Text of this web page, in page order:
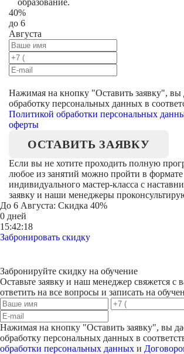
образование.
40%
до 6
Августа
Нажимая на кнопку "Оставить заявку", вы
обработку персональных данных в
Политикой обработки персональных
оферты
ОСТАВИТЬ ЗАЯВКУ
Если вы не хотите проходить полную
любое из занятий можно пройти в формате
индивидуального мастер-класса с
заявку и наши менеджеры
До 6 Августа: Скидка 40%
0 дней
15:42:18
Забронировать скидку
Забронируйте скидку на обучение
Оставьте заявку и наш менеджер свяжется с
ответить на все вопросы и записать на
Нажимая на кнопку "Оставить заявку", вы
обработку персональных данных в
обработки персональных данных и